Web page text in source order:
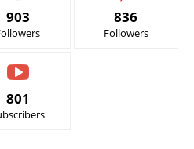
903 836
Followers
801